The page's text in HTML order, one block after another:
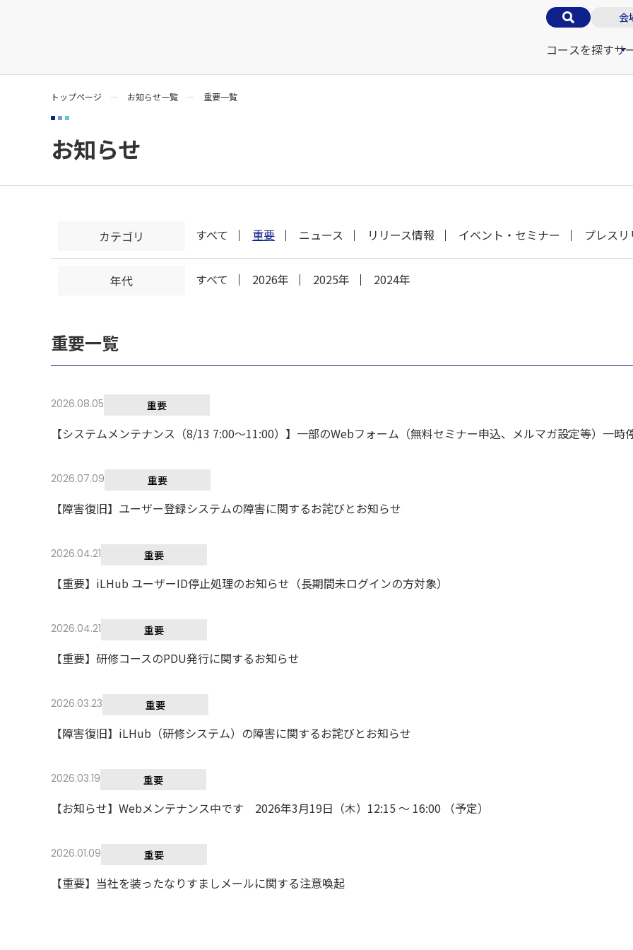
会
コースを探すサ
トップページ お知らせ一覧 重要一覧
お知らせ
カテゴリ すべて 重要 ニュース リリース情報 イベント・セミナー プレスリ
年代 すべて 2026年 2025年 2024年
重要一覧
2026.08.05 重要
【システムメンテナンス（8/13 7:00～11:00）】一部のWebフォーム（無料セミナー申込、メルマガ設定等）一時
2026.07.09 重要
【障害復旧】ユーザー登録システムの障害に関するお詫びとお知らせ
2026.04.21 重要
【重要】iLHub ユーザーID停止処理のお知らせ（長期間未ログインの方対象）
2026.04.21 重要
【重要】研修コースのPDU発行に関するお知らせ
2026.03.23 重要
【障害復旧】iLHub（研修システム）の障害に関するお詫びとお知らせ
2026.03.19 重要
【お知らせ】Webメンテナンス中です 2026年3月19日（木）12:15 ～ 16:00 （予定）
2026.01.09 重要
【重要】当社を装ったなりすましメールに関する注意喚起